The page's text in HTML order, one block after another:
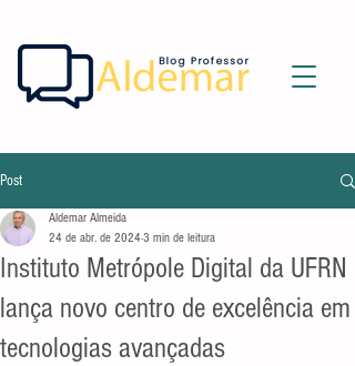
Post
Instituto Metrópole Digital da UFRN
lança novo centro de excelência em
tecnologias avançadas
Aldemar Almeida
24 de abr. de 2024 3 min de leitura